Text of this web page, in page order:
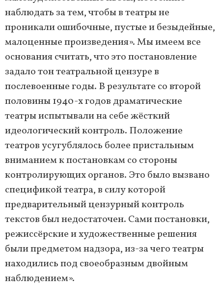
наблюдать за тем, чтобы в театры не
проникали ошибочные, пустые и безыдейные,
малоценные произведения». Мы имеем все
основания считать, что это постановление
задало тон театральной цензуре в
послевоенные годы. В результате со второй
половины 1940-х годов драматические
театры испытывали на себе жёсткий
идеологический контроль. Положение
театров усугублялось более пристальным
вниманием к постановкам со стороны
контролирующих органов. Это было вызвано
спецификой театра, в силу которой
предварительный цензурный контроль
текстов был недостаточен. Сами постановки,
режиссёрские и художественные решения
были предметом надзора, из-за чего театры
находились под своеобразным двойным
наблюдением».